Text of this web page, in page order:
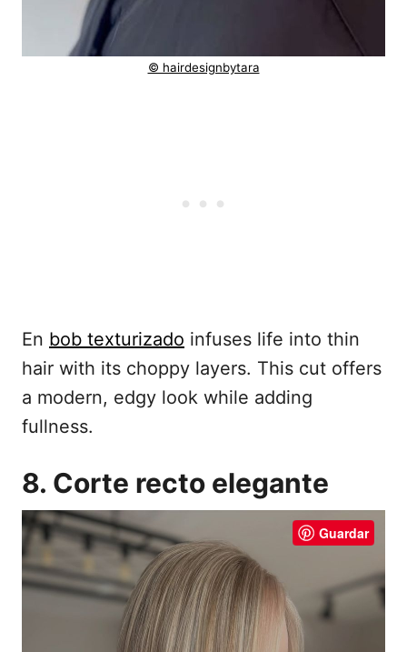
© hairdesignbytara
En bob texturizado infuses life into thin
hair with its choppy layers. This cut offers
a modern, edgy look while adding
fullness.
8. Corte recto elegante
Guardar